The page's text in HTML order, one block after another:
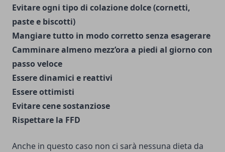
Evitare ogni tipo di colazione dolce (cornetti,
paste e biscotti)
Mangiare tutto in modo corretto senza esagerare
Camminare almeno mezz’ora a piedi al giorno con
passo veloce
Essere dinamici e reattivi
Essere ottimisti
Evitare cene sostanziose
Rispettare la FFD
Anche in questo caso non ci sarà nessuna dieta da